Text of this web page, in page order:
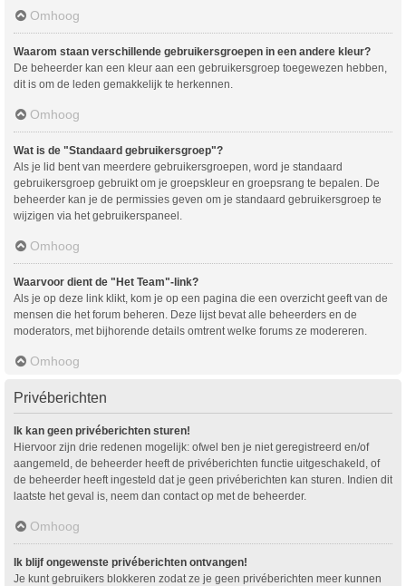
Omhoog
Waarom staan verschillende gebruikersgroepen in een andere kleur?
De beheerder kan een kleur aan een gebruikersgroep toegewezen hebben,
dit is om de leden gemakkelijk te herkennen.
Omhoog
Wat is de "Standaard gebruikersgroep"?
Als je lid bent van meerdere gebruikersgroepen, word je standaard
gebruikersgroep gebruikt om je groepskleur en groepsrang te bepalen. De
beheerder kan je de permissies geven om je standaard gebruikersgroep te
wijzigen via het gebruikerspaneel.
Omhoog
Waarvoor dient de "Het Team"-link?
Als je op deze link klikt, kom je op een pagina die een overzicht geeft van de
mensen die het forum beheren. Deze lijst bevat alle beheerders en de
moderators, met bijhorende details omtrent welke forums ze modereren.
Omhoog
Privéberichten
Ik kan geen privéberichten sturen!
Hiervoor zijn drie redenen mogelijk: ofwel ben je niet geregistreerd en/of
aangemeld, de beheerder heeft de privéberichten functie uitgeschakeld, of
de beheerder heeft ingesteld dat je geen privéberichten kan sturen. Indien dit
laatste het geval is, neem dan contact op met de beheerder.
Omhoog
Ik blijf ongewenste privéberichten ontvangen!
Je kunt gebruikers blokkeren zodat ze je geen privéberichten meer kunnen